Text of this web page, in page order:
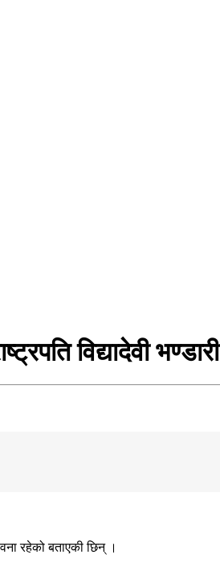
विद्यादेवी भण्डारी
रहेको बताएकी छिन् ।